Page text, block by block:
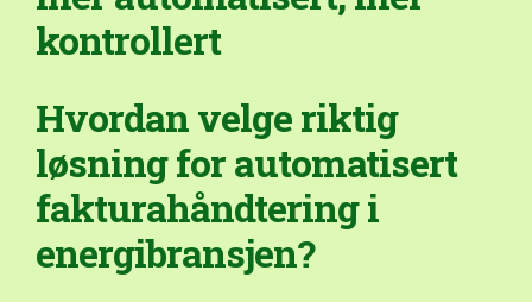
kontrollert
Hvordan velge riktig
løsning for automatisert
fakturahåndtering i
energibransjen?